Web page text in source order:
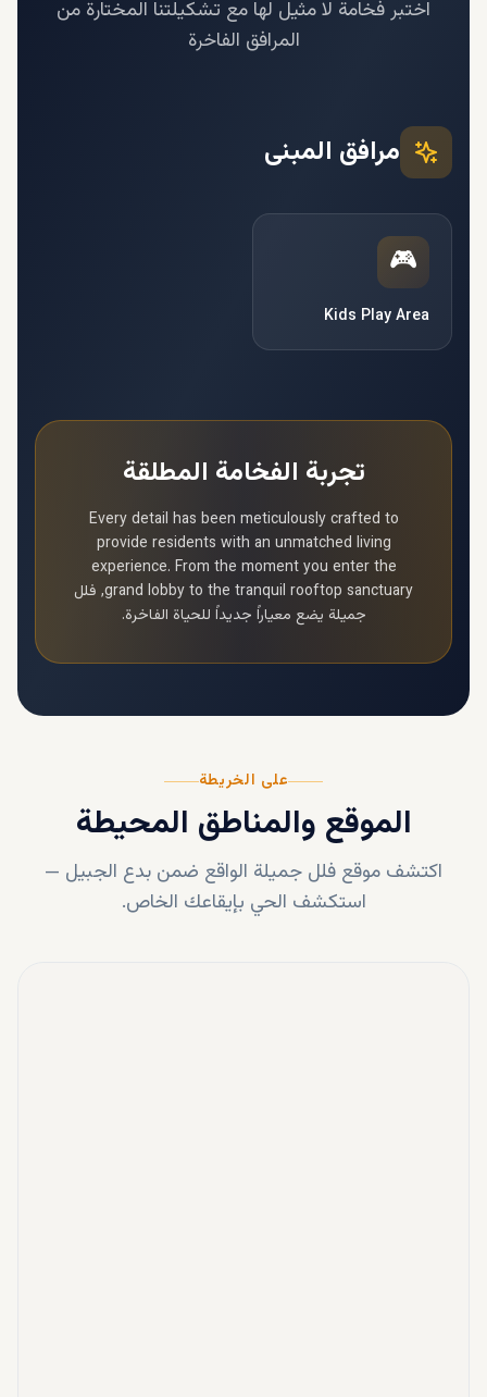
اختبر فخامة لا مثيل لها مع تشكيلتنا المختارة من
المرافق الفاخرة
مرافق المبنى
🎮
Kids Play Area
تجربة الفخامة المطلقة
Every detail has been meticulously crafted to
provide residents with an unmatched living
experience. From the moment you enter the
grand lobby to the tranquil rooftop sanctuary, فلل
جميلة يضع معياراً جديداً للحياة الفاخرة.
على الخريطة
الموقع والمناطق المحيطة
اكتشف موقع فلل جميلة الواقع ضمن بدع الجبيل —
استكشف الحي بإيقاعك الخاص.